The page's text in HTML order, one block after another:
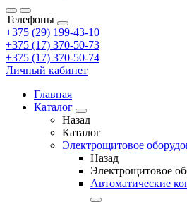
Телефоны
+375 (29) 199-43-10
+375 (17) 370-50-73
+375 (17) 370-50-74
Личный кабинет
Главная
Каталог
Назад
Каталог
Электрощитовое
Назад
Электрощитовое
Автоматические